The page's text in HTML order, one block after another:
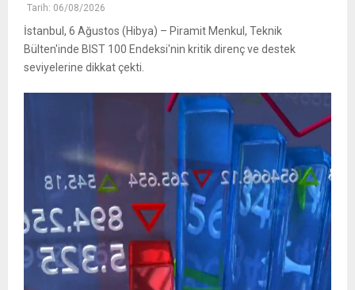
Tarih: 06/08/2026
İstanbul, 6 Ağustos (Hibya) – Piramit Menkul, Teknik
Bülten'inde BIST 100 Endeksi'nin kritik direnç ve destek
seviyelerine dikkat çekti.